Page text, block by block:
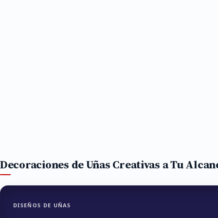
Decoraciones de Uñas Creativas a Tu
DISEÑOS DE UÑAS